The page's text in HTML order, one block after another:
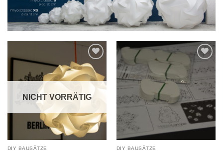
Auf die
Wunschliste
NICHT VORRÄTIG
DIY BAUSÄTZE
Wunschliste
DIY BAUSÄTZE